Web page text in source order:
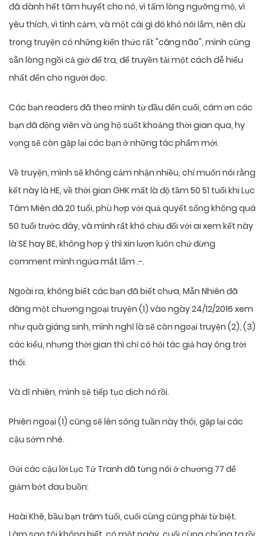
đã dành hết tâm huyết cho nó, vì tấm lòng ngưỡng mộ, vì
yêu thích, vì tình cảm, và một cái gì đó khó nói lắm, nên dù
trong truyện có những kiến thức rất "căng não", mình cũng
sẵn lòng ngồi cả giờ để tra, để truyền tải một cách dễ hiểu
nhất đến cho người đọc.
Các bạn readers đã theo mình từ đầu đến cuối, cám ơn các
bạn đã động viên và ủng hộ suốt khoảng thời gian qua, hy
vọng sẽ còn gặp lại các bạn ở những tác phẩm mới.
Về truyện, mình sẽ không cảm nhận nhiều, chỉ muốn nói rằng
kết này là HE, về thời gian GHK mất là độ tầm 50 51 tuổi khi Lục
Tâm Miên đã 20 tuổi, phù hợp với quả quyết sống không quá
50 tuổi trước đây, và mình rất khó chịu đối với ai xem kết này
là SE hay BE, không hợp ý thì xin lượn luôn chứ đừng
comment mình ngứa mắt lắm .-.
Ngoài ra, không biết các bạn đã biết chưa, Mẫn Nhiên đã
đăng một chương ngoại truyện (1) vào ngày 24/12/2016 xem
như quà giáng sinh, mình nghĩ là sẽ còn ngoại truyện (2), (3)
các kiểu, nhưng thời gian thì chỉ có hỏi tác giả hay ông trời
thôi.
Và dĩ nhiên, mình sẽ tiếp tục dịch nó rồi.
Phiên ngoại (1) cũng sẽ lên sóng tuần này thôi, gặp lại các
cậu sớm nhé.
Gửi các cậu lời Lục Tử Tranh đã từng nói ở chương 77 để
giảm bớt đau buồn:
Hoài Khê, bầu bạn trăm tuổi, cuối cùng cũng phải từ biệt.